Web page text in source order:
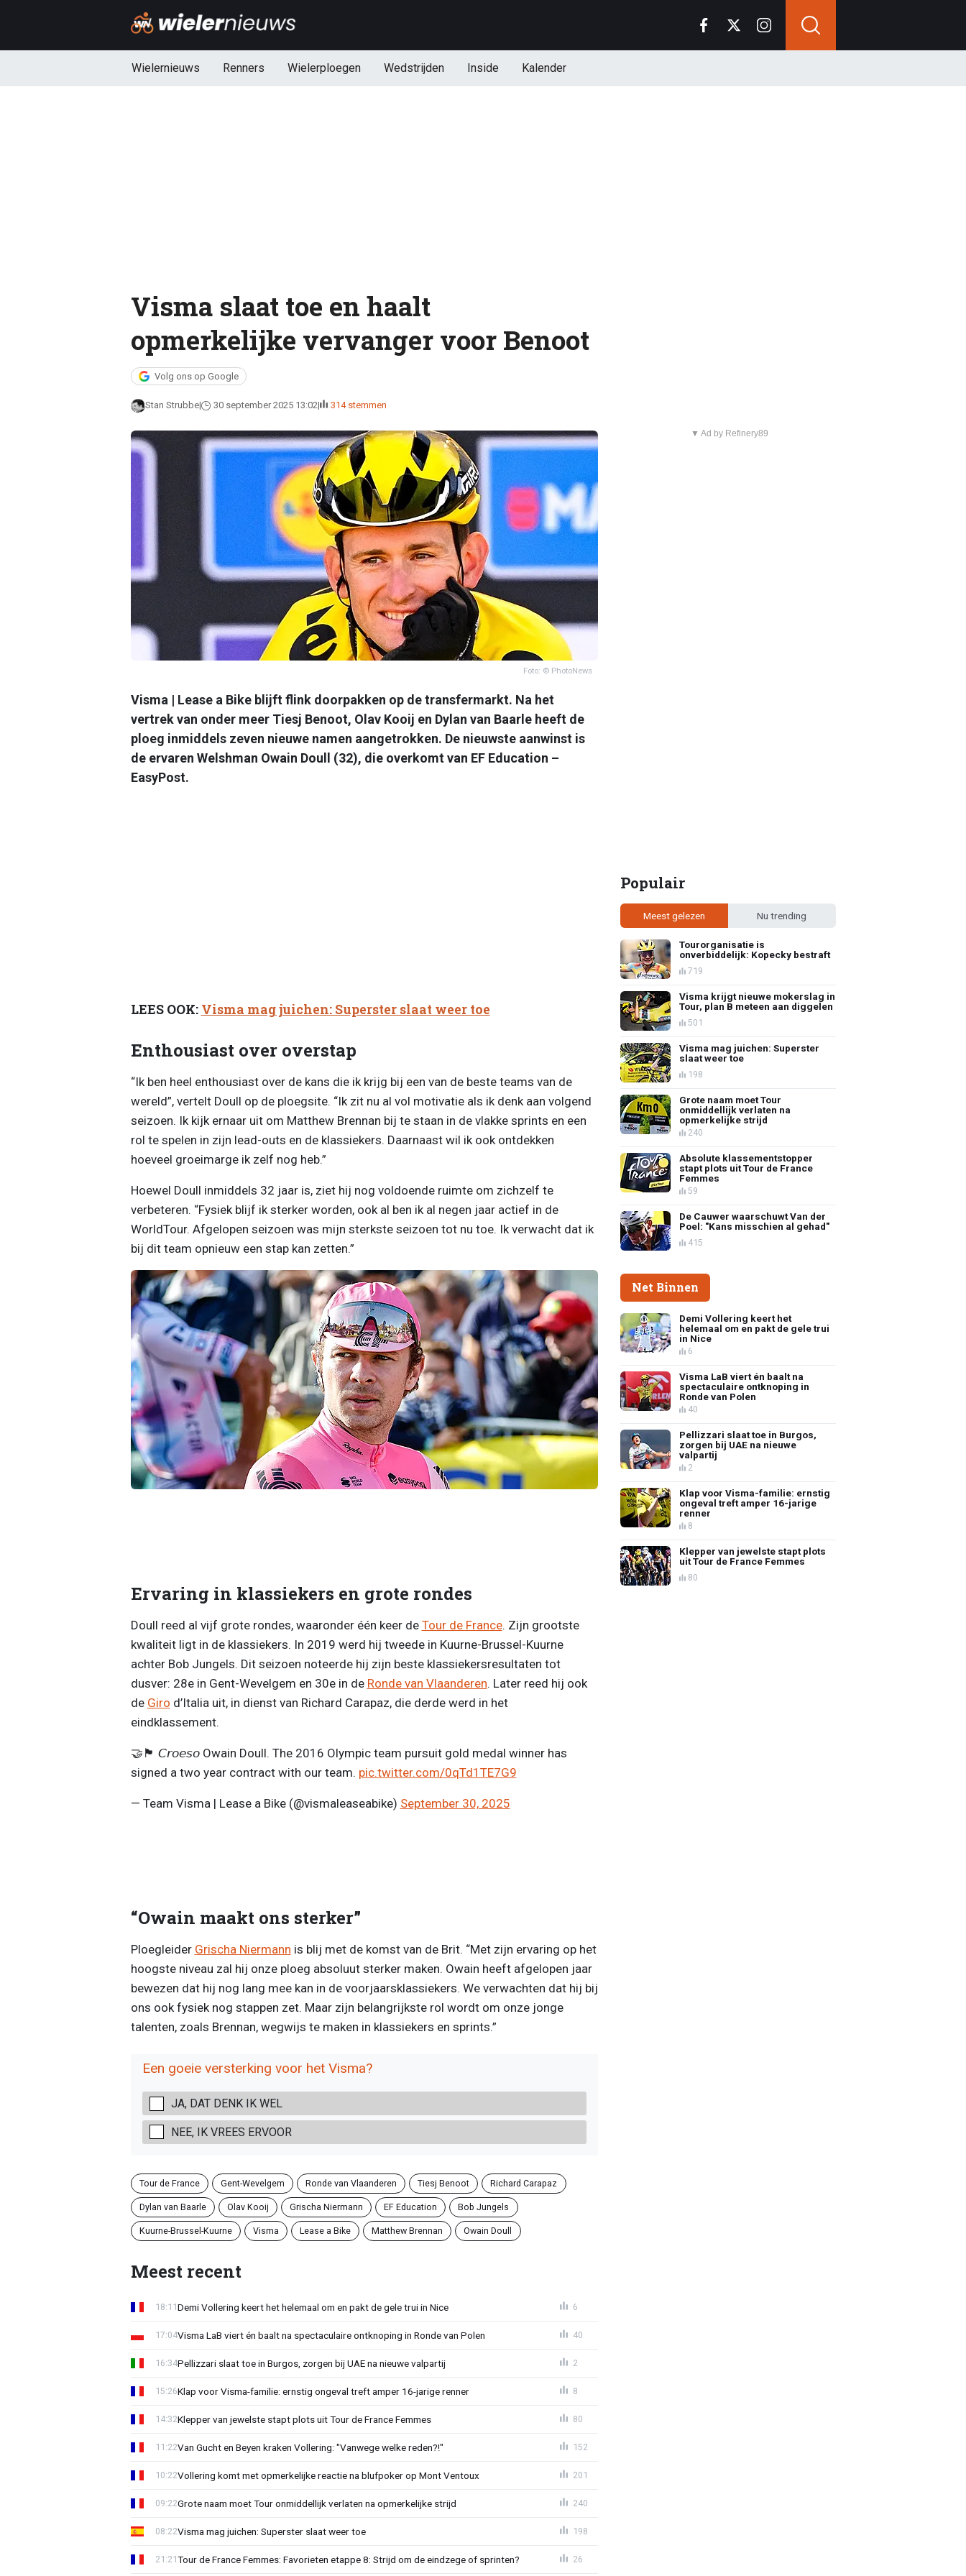
Wielernieuws Renners Wielerploegen Wedstrijden Inside Kalender
Visma slaat toe en haalt
opmerkelijke vervanger voor Benoot
Volg ons op Google
Stan Strubbe 30 september 2025 13:02 314 stemmen
Foto: © PhotoNews
Visma | Lease a Bike blijft flink doorpakken op de transfermarkt. Na het
vertrek van onder meer Tiesj Benoot, Olav Kooij en Dylan van Baarle heeft de
ploeg inmiddels zeven nieuwe namen aangetrokken. De nieuwste aanwinst is
de ervaren Welshman Owain Doull (32), die overkomt van EF Education –
EasyPost.
LEES OOK: Visma mag juichen: Superster slaat weer toe
Enthousiast over overstap
“Ik ben heel enthousiast over de kans die ik krijg bij een van de beste teams van de
wereld”, vertelt Doull op de ploegsite. “Ik zit nu al vol motivatie als ik denk aan volgend
seizoen. Ik kijk ernaar uit om Matthew Brennan bij te staan in de vlakke sprints en een
rol te spelen in zijn lead-outs en de klassiekers. Daarnaast wil ik ook ontdekken
hoeveel groeimarge ik zelf nog heb.”
Hoewel Doull inmiddels 32 jaar is, ziet hij nog voldoende ruimte om zichzelf te
verbeteren. “Fysiek blijf ik sterker worden, ook al ben ik al negen jaar actief in de
WorldTour. Afgelopen seizoen was mijn sterkste seizoen tot nu toe. Ik verwacht dat ik
bij dit team opnieuw een stap kan zetten.”
Ervaring in klassiekers en grote rondes
Doull reed al vijf grote rondes, waaronder één keer de Tour de France. Zijn grootste
kwaliteit ligt in de klassiekers. In 2019 werd hij tweede in Kuurne-Brussel-Kuurne
achter Bob Jungels. Dit seizoen noteerde hij zijn beste klassiekersresultaten tot
dusver: 28e in Gent-Wevelgem en 30e in de Ronde van Vlaanderen. Later reed hij ook
de Giro d’Italia uit, in dienst van Richard Carapaz, die derde werd in het
eindklassement.
🤝🏴󠁧󠁢󠁷󠁬󠁳󠁿 𝘊𝘳𝘰𝘦𝘴𝘰 Owain Doull. The 2016 Olympic team pursuit gold medal winner has
signed a two year contract with our team. pic.twitter.com/0qTd1TE7G9
— Team Visma | Lease a Bike (@vismaleaseabike) September 30, 2025
“Owain maakt ons sterker”
Ploegleider Grischa Niermann is blij met de komst van de Brit. “Met zijn ervaring op het
hoogste niveau zal hij onze ploeg absoluut sterker maken. Owain heeft afgelopen jaar
bewezen dat hij nog lang mee kan in de voorjaarsklassiekers. We verwachten dat hij bij
ons ook fysiek nog stappen zet. Maar zijn belangrijkste rol wordt om onze jonge
talenten, zoals Brennan, wegwijs te maken in klassiekers en sprints.”
Een goeie versterking voor het Visma?
JA, DAT DENK IK WEL
NEE, IK VREES ERVOOR
Tour de France Gent-Wevelgem Ronde van Vlaanderen Tiesj Benoot Richard Carapaz
Dylan van Baarle Olav Kooij Grischa Niermann EF Education Bob Jungels
Kuurne-Brussel-Kuurne Visma Lease a Bike Matthew Brennan Owain Doull
Meest recent
Demi Vollering keert het helemaal om en pakt de gele trui in Nice
18:11 6
Visma LaB viert én baalt na spectaculaire ontknoping in Ronde van Polen
17:04 40
Pellizzari slaat toe in Burgos, zorgen bij UAE na nieuwe valpartij
16:34 2
Klap voor Visma-familie: ernstig ongeval treft amper 16-jarige renner
15:26 8
Klepper van jewelste stapt plots uit Tour de France Femmes
14:32 80
Van Gucht en Beyen kraken Vollering: "Vanwege welke reden?!"
11:22 152
Vollering komt met opmerkelijke reactie na blufpoker op Mont Ventoux
10:22 201
Grote naam moet Tour onmiddellijk verlaten na opmerkelijke strijd
09:22 240
Visma mag juichen: Superster slaat weer toe
08:22 198
Tour de France Femmes: Favorieten etappe 8: Strijd om de eindzege of sprinten?
21:21 26
▼ Ad by Refinery89
Populair
Meest gelezen Nu trending
Tourorganisatie is
onverbiddelijk: Kopecky bestraft
719
Visma krijgt nieuwe mokerslag in
Tour, plan B meteen aan diggelen
501
Visma mag juichen: Superster
slaat weer toe
198
Grote naam moet Tour
onmiddellijk verlaten na
opmerkelijke strijd
240
Absolute klassementstopper
stapt plots uit Tour de France
Femmes
59
De Cauwer waarschuwt Van der
Poel: "Kans misschien al gehad"
415
Net Binnen
Demi Vollering keert het
helemaal om en pakt de gele trui
in Nice
6
Visma LaB viert én baalt na
spectaculaire ontknoping in
Ronde van Polen
40
Pellizzari slaat toe in Burgos,
zorgen bij UAE na nieuwe
valpartij
2
Klap voor Visma-familie: ernstig
ongeval treft amper 16-jarige
renner
8
Klepper van jewelste stapt plots
uit Tour de France Femmes
80